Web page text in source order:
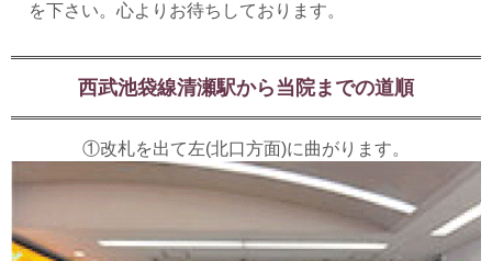
を下さい。心よりお待ちしております。
西武池袋線清瀬駅から当院までの道順
①改札を出て左(北口方面)に曲がります。